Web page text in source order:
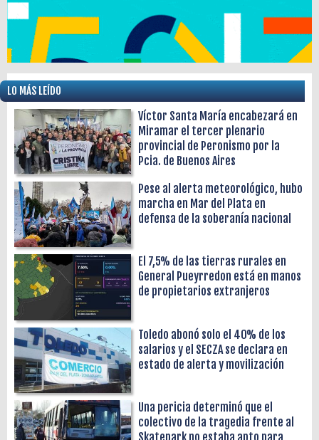
LO MÁS LEÍDO
Víctor Santa María encabezará en
Miramar el tercer plenario
provincial de Peronismo por la
Pcia. de Buenos Aires
Pese al alerta meteorológico, hubo
marcha en Mar del Plata en
defensa de la soberanía nacional
El 7,5% de las tierras rurales en
General Pueyrredon está en manos
de propietarios extranjeros
Toledo abonó solo el 40% de los
salarios y el SECZA se declara en
estado de alerta y movilización
Una pericia determinó que el
colectivo de la tragedia frente al